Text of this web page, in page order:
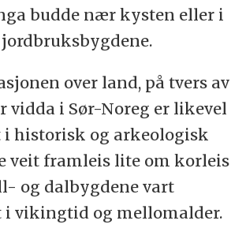
budde nær kysten eller i
over land, på tvers av
vidda i Sør-Noreg er likevel
historisk og arkeologisk
veit framleis lite om korleis
og dalbygdene vart
i vikingtid og mellomalder.